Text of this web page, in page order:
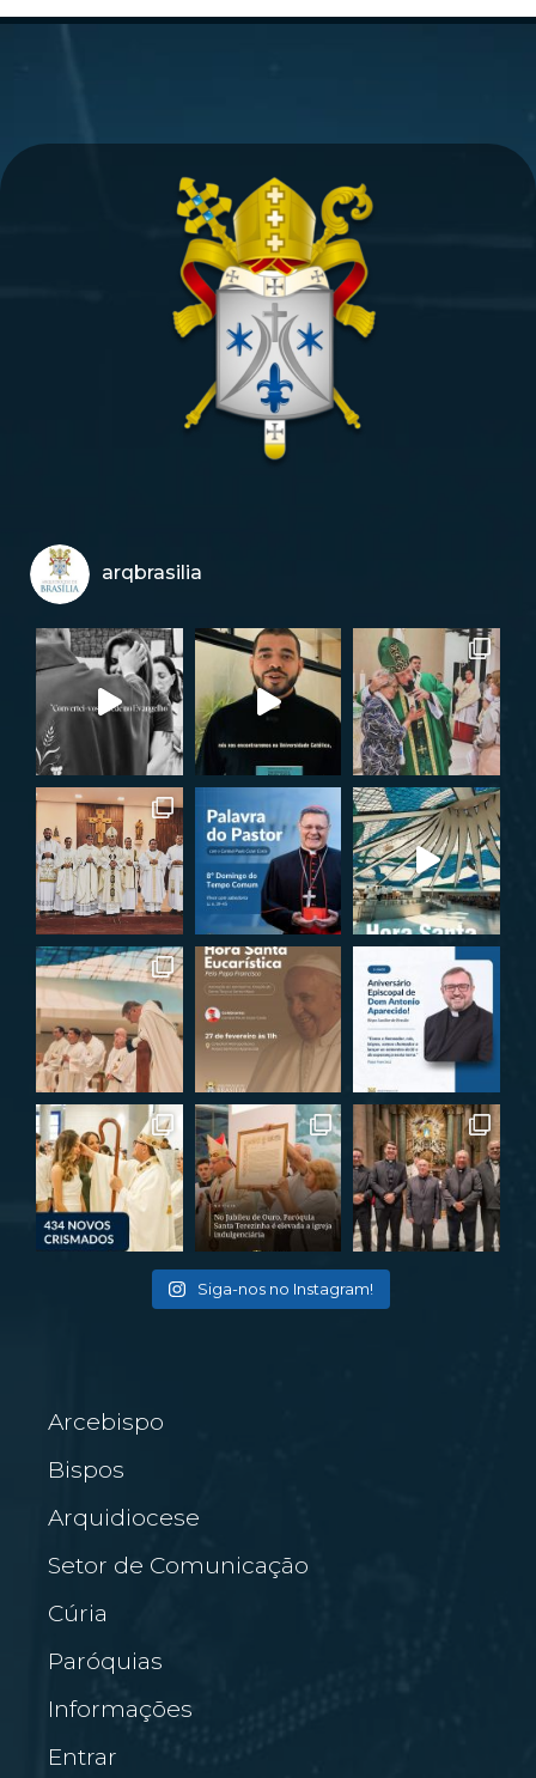
arqbrasilia
Siga-nos no Instagram!
Arcebispo
Bispos
Arquidiocese
Setor de Comunicação
Cúria
Paróquias
Informações
Entrar